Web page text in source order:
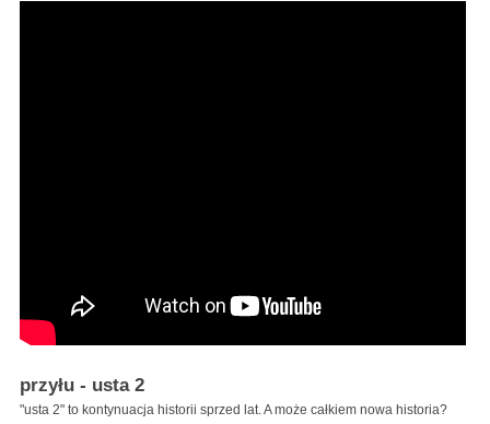
przyłu - usta 2
"usta 2" to kontynuacja historii sprzed lat. A może całkiem nowa historia?